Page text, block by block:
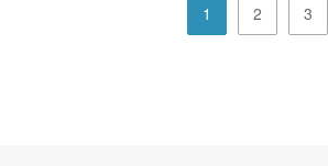
1 2 3